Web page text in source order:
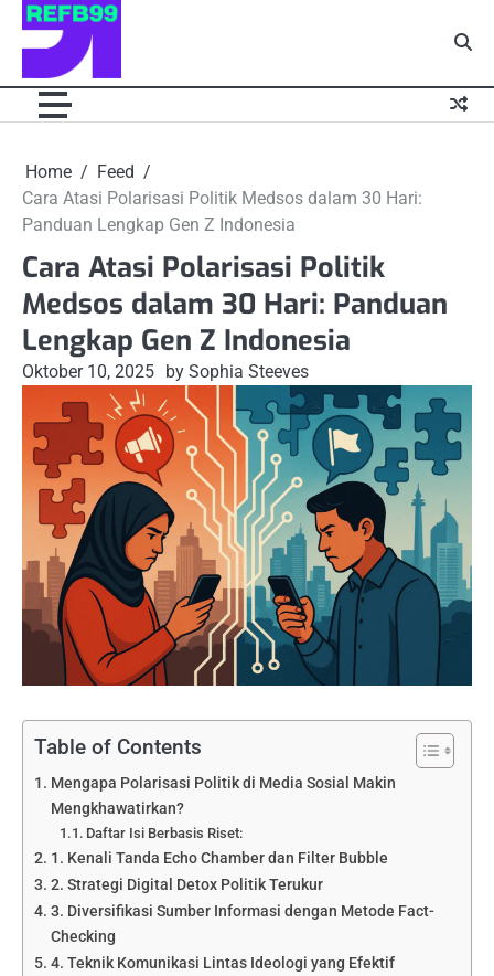
Skip
Home
Feed
Cara Atasi Polarisasi Politik Medsos dalam 30 Hari:
Panduan Lengkap Gen Z Indonesia
Cara Atasi Polarisasi Politik
Medsos dalam 30 Hari: Panduan
Lengkap Gen Z Indonesia
Oktober 10, 2025 by Sophia Steeves
Table of Contents
Mengapa Polarisasi Politik di Media Sosial Makin
Mengkhawatirkan?
Daftar Isi Berbasis Riset:
1. Kenali Tanda Echo Chamber dan Filter Bubble
2. Strategi Digital Detox Politik Terukur
3. Diversifikasi Sumber Informasi dengan Metode Fact-
Checking
4. Teknik Komunikasi Lintas Ideologi yang Efektif